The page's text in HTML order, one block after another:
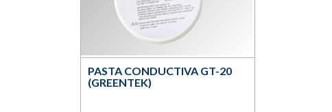
PASTA CONDUCTIVA GT-20
(GREENTEK)